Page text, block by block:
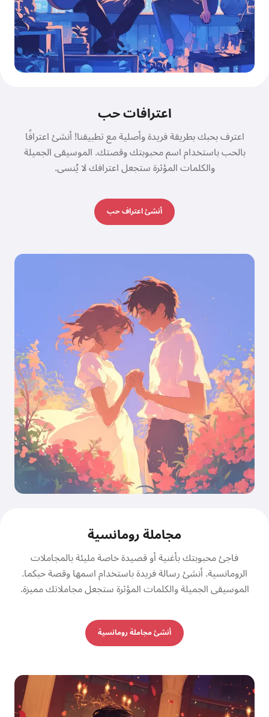
اعترافات حب
اعترف بحبك بطريقة فريدة وأصلية مع تطبيقنا! أنشئ اعترافًا
بالحب باستخدام اسم محبوبتك وقصتك. الموسيقى الجميلة
والكلمات المؤثرة ستجعل اعترافك لا يُنسى.
أنشئ اعتراف حب
مجاملة رومانسية
فاجئ محبوبتك بأغنية أو قصيدة خاصة مليئة بالمجاملات
الرومانسية. أنشئ رسالة فريدة باستخدام اسمها وقصة حبكما.
الموسيقى الجميلة والكلمات المؤثرة ستجعل مجاملاتك مميزة.
أنشئ مجاملة رومانسية